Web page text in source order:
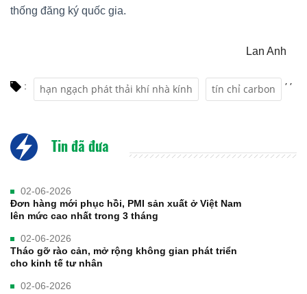
thống đăng ký quốc gia.
Lan Anh
: hạn ngạch phát thải khí nhà kính
,
tín chỉ carbon
,
Tin đã đưa
02-06-2026
Đơn hàng mới phục hồi, PMI sản xuất ở Việt Nam
lên mức cao nhất trong 3 tháng
02-06-2026
Tháo gỡ rào cản, mở rộng không gian phát triển
cho kinh tế tư nhân
02-06-2026